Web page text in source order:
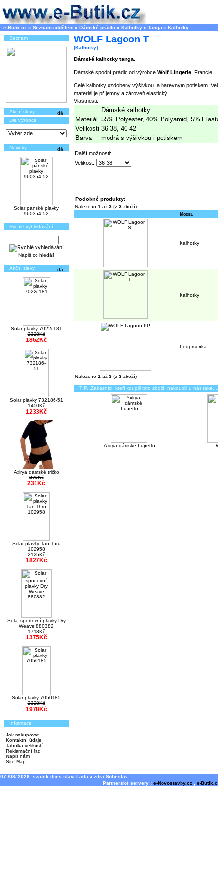
e-Butik.cz » Seznam-oddělení » Dámské prádlo » Kalhotky » Tanga » Kalhotky
Seznam
Akční slevy
Dle Výrobce
Novinky
Solar pánské plavky
960354-52
Rychlé vyhledávání
Napiš co hledáš
Akční slevy
Solar plavky 7022c181
2328Kč
1862Kč
Solar plavky 732186-51
1450Kč
1233Kč
Axirya dámské tričko
272Kč
231Kč
Solar plavky Tan Thru
102958
2125Kč
1827Kč
Solar sportovní plavky Dry
Weave 880382
1718Kč
1375Kč
Solar plavky 7050185
2328Kč
1978Kč
Informace
Jak nakupovat
Kontaktní údaje
Tabulka velikostí
Reklamační řád
Napiš nám
Site Map
WOLF Lagoon T
[Kalhotky]
Dámské kalhotky tanga.
Dámské spodní prádlo od výrobce Wolf Lingerie , Francie.
Celé kalhotky ozdobeny výšivkou. a barevným potiskem.
materiál je příjemný a zároveň elastický.
Vlastnosti:
Dámské kalhotky
Materiál 55% Polyester, 40% Polyamid, 5%
Velikosti 36-38, 40-42
Barva
modrá s výšivkou i potiskem
Další možnosti:
Velikost:
Podobné produkty:
Nalezeno 1 až 3 (z 3 zboží)
Model
Kalhotky
Kalhotky
Podprsenka
Nalezeno 1 až 3 (z 3 zboží)
TIP...Zákazníci, kteří koupili toto zboží, nakoupili u nás také...
Axirya dámské Lupetto
07 /08/ 2026 svatek dnes slaví Lada a zítra Soběslav
Partnerské servery : e-Novostavby.cz e-